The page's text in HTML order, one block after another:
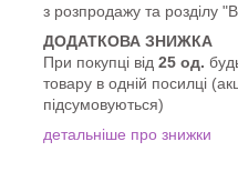
з розпродажу та розділу
ДОДАТКОВА ЗНИЖКА
При покупці від 25 од.
товару в одній посилці
підсумовуються)
детальніше про знижки